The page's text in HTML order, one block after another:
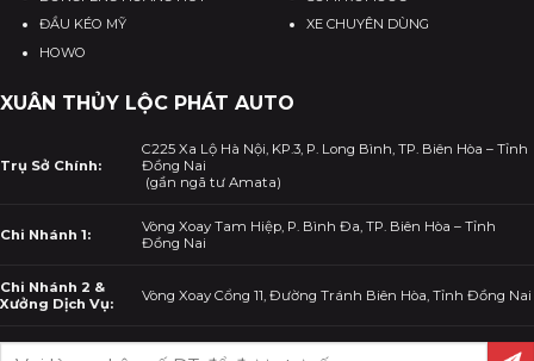
ĐẦU KÉO MỸ
HOWO
XE CHUYÊN DÙNG
XUÂN THỦY LỘC PHÁT AUTO
Trụ Sở Chính:
C225 Xa Lộ Hà Nội, KP.3, P. Long Bình, TP. Biên Hòa – Tỉnh
Đồng Nai
(gần ngã tư Amata)
Chi Nhánh 1:
Vòng Xoay Tam Hiệp, P. Bình Đa, TP. Biên Hòa – Tỉnh
Đồng Nai
Chi Nhánh 2 &
Xưởng Dịch Vụ:
Vòng Xoay Cổng 11, Đường Tránh Biên Hòa, Tỉnh Đồng Nai